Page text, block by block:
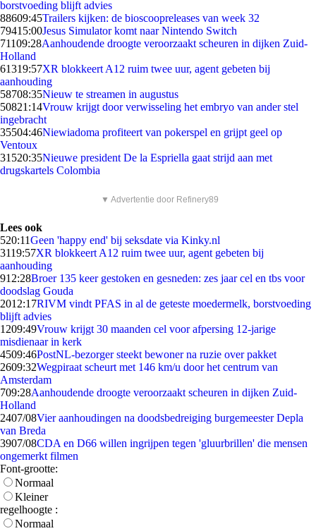
borstvoeding blijft advies
88609:45Trailers kijken: de bioscoopreleases van week 32
79415:00Jesus Simulator komt naar Nintendo Switch
71109:28Aanhoudende droogte veroorzaakt scheuren in dijken Zuid-
Holland
61319:57XR blokkeert A12 ruim twee uur, agent gebeten bij
aanhouding
58708:35Nieuw te streamen in augustus
50821:14Vrouw krijgt door verwisseling het embryo van ander stel
ingebracht
35504:46Niewiadoma profiteert van pokerspel en grijpt geel op
Ventoux
31520:35Nieuwe president De la Espriella gaat strijd aan met
drugskartels Colombia
▼ Advertentie door Refinery89
Lees ook
520:11Geen 'happy end' bij seksdate via Kinky.nl
3119:57XR blokkeert A12 ruim twee uur, agent gebeten bij
aanhouding
912:28Broer 135 keer gestoken en gesneden: zes jaar cel en tbs voor
doodslag Gouda
2012:17RIVM vindt PFAS in al de geteste moedermelk, borstvoeding
blijft advies
1209:49Vrouw krijgt 30 maanden cel voor afpersing 12-jarige
misdienaar in kerk
4509:46PostNL-bezorger steekt bewoner na ruzie over pakket
2609:32Wegpiraat scheurt met 146 km/u door het centrum van
Amsterdam
709:28Aanhoudende droogte veroorzaakt scheuren in dijken Zuid-
Holland
2407/08Vier aanhoudingen na doodsbedreiging burgemeester Depla
van Breda
3907/08CDA en D66 willen ingrijpen tegen 'gluurbrillen' die mensen
ongemerkt filmen
Font-grootte:
Normaal
Kleiner
regelhoogte :
Normaal